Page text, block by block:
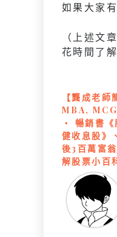
如果大家
（上述文
花時間了
【龔成老師
MBA,
‧ 暢銷書《
健收息股》
後3百萬富
解股票小百